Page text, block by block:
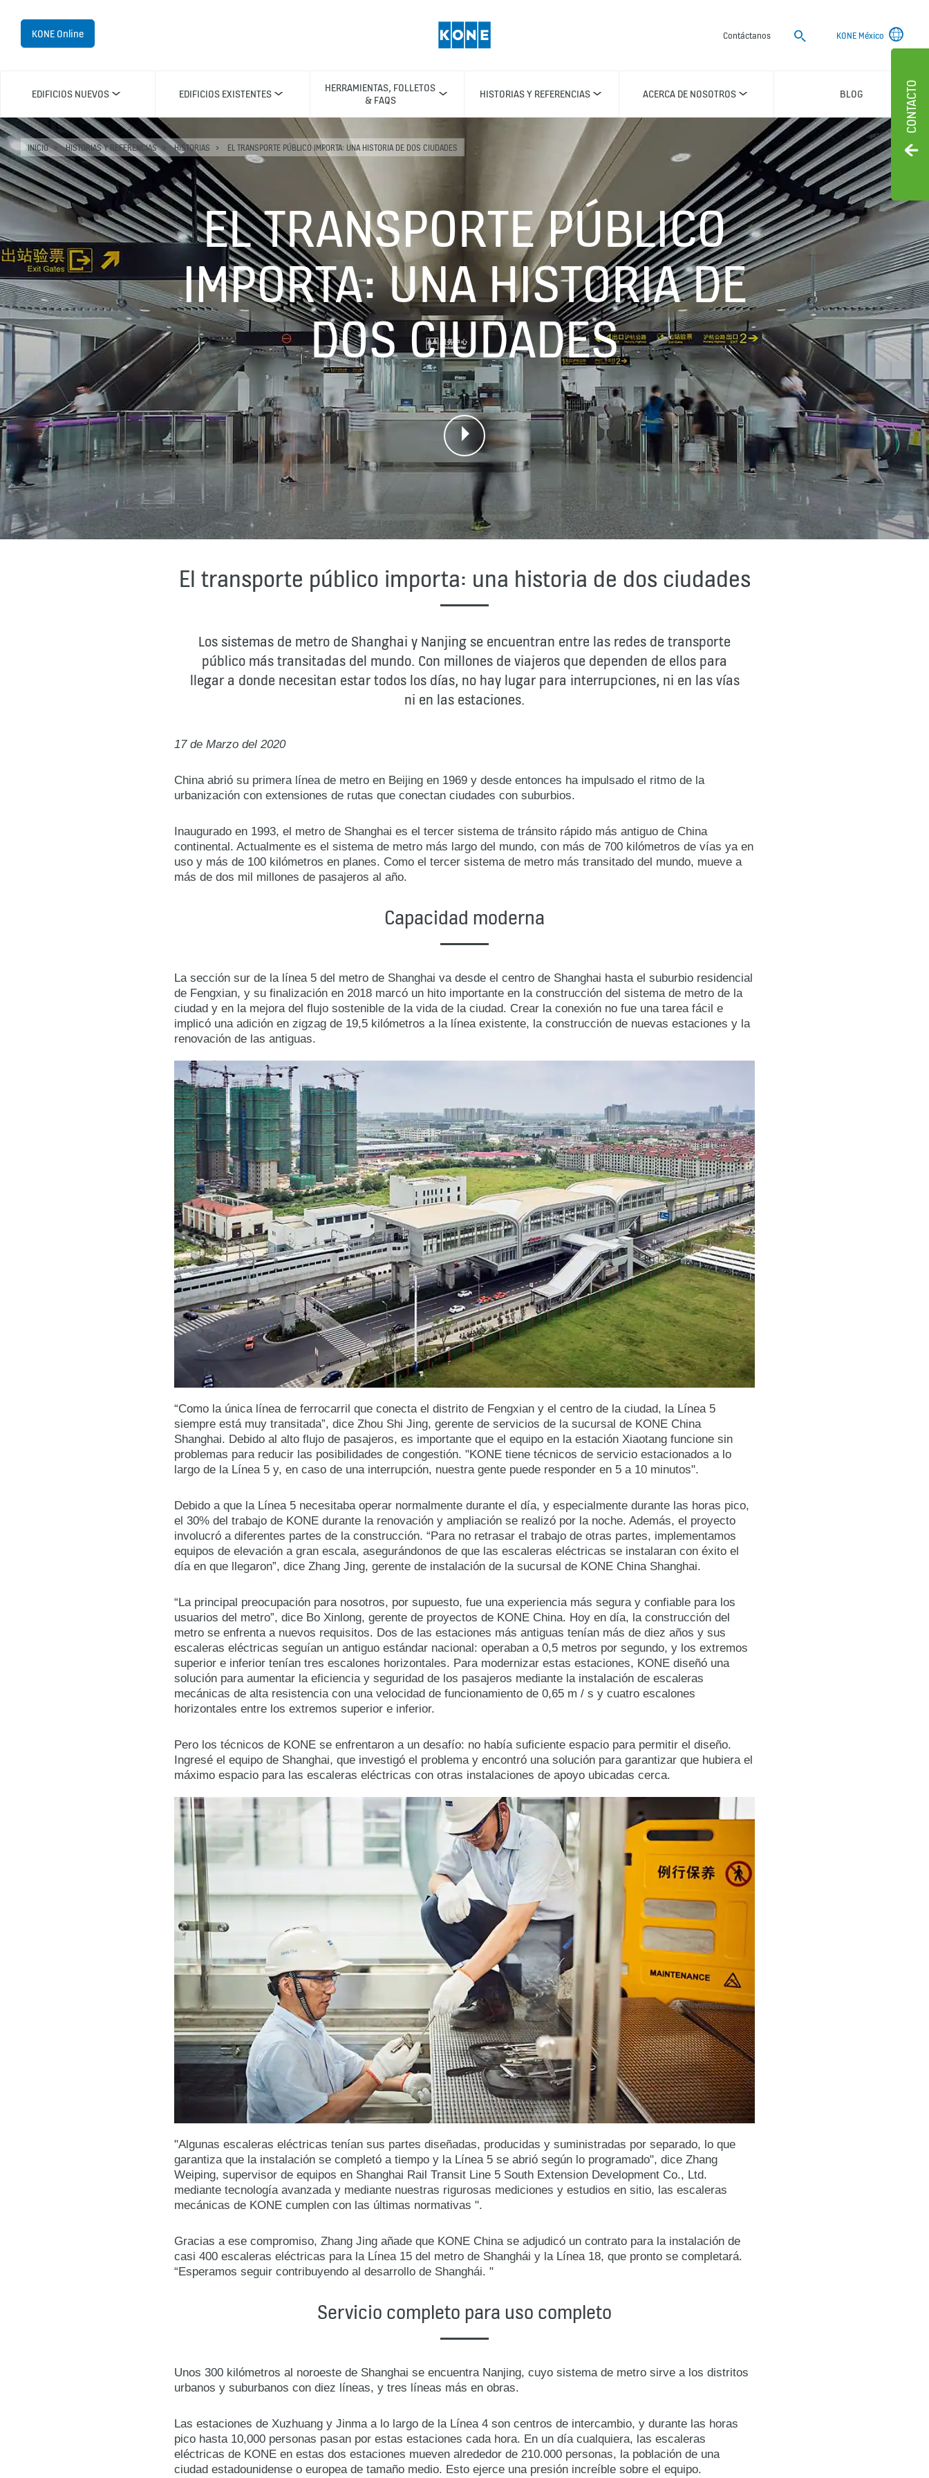
CONTACTO
KONE Online Contáctanos
Buscar
KONE México
EDIFICIOS NUEVOS EDIFICIOS EXISTENTES
HERRAMIENTAS, FOLLETOS
& FAQS
HISTORIAS Y REFERENCIAS ACERCA DE NOSOTROS BLOG
INICIO HISTORIAS Y REFERENCIAS HISTORIAS EL TRANSPORTE PÚBLICO IMPORTA: UNA HISTORIA DE DOS CIUDADES
EL TRANSPORTE PÚBLICO
IMPORTA: UNA HISTORIA DE
DOS CIUDADES
El transporte público importa: una historia de dos ciudades
Los sistemas de metro de Shanghai y Nanjing se encuentran entre las redes de transporte
público más transitadas del mundo. Con millones de viajeros que dependen de ellos para
llegar a donde necesitan estar todos los días, no hay lugar para interrupciones, ni en las vías
ni en las estaciones.
17 de Marzo del 2020
China abrió su primera línea de metro en Beijing en 1969 y desde entonces ha impulsado el ritmo de la
urbanización con extensiones de rutas que conectan ciudades con suburbios.
Inaugurado en 1993, el metro de Shanghai es el tercer sistema de tránsito rápido más antiguo de China
continental. Actualmente es el sistema de metro más largo del mundo, con más de 700 kilómetros de vías ya en
uso y más de 100 kilómetros en planes. Como el tercer sistema de metro más transitado del mundo, mueve a
más de dos mil millones de pasajeros al año.
Capacidad moderna
La sección sur de la línea 5 del metro de Shanghai va desde el centro de Shanghai hasta el suburbio residencial
de Fengxian, y su finalización en 2018 marcó un hito importante en la construcción del sistema de metro de la
ciudad y en la mejora del flujo sostenible de la vida de la ciudad. Crear la conexión no fue una tarea fácil e
implicó una adición en zigzag de 19,5 kilómetros a la línea existente, la construcción de nuevas estaciones y la
renovación de las antiguas.
“Como la única línea de ferrocarril que conecta el distrito de Fengxian y el centro de la ciudad, la Línea 5
siempre está muy transitada”, dice Zhou Shi Jing, gerente de servicios de la sucursal de KONE China
Shanghai. Debido al alto flujo de pasajeros, es importante que el equipo en la estación Xiaotang funcione sin
problemas para reducir las posibilidades de congestión. "KONE tiene técnicos de servicio estacionados a lo
largo de la Línea 5 y, en caso de una interrupción, nuestra gente puede responder en 5 a 10 minutos".
Debido a que la Línea 5 necesitaba operar normalmente durante el día, y especialmente durante las horas pico,
el 30% del trabajo de KONE durante la renovación y ampliación se realizó por la noche. Además, el proyecto
involucró a diferentes partes de la construcción. “Para no retrasar el trabajo de otras partes, implementamos
equipos de elevación a gran escala, asegurándonos de que las escaleras eléctricas se instalaran con éxito el
día en que llegaron”, dice Zhang Jing, gerente de instalación de la sucursal de KONE China Shanghai.
“La principal preocupación para nosotros, por supuesto, fue una experiencia más segura y confiable para los
usuarios del metro”, dice Bo Xinlong, gerente de proyectos de KONE China. Hoy en día, la construcción del
metro se enfrenta a nuevos requisitos. Dos de las estaciones más antiguas tenían más de diez años y sus
escaleras eléctricas seguían un antiguo estándar nacional: operaban a 0,5 metros por segundo, y los extremos
superior e inferior tenían tres escalones horizontales. Para modernizar estas estaciones, KONE diseñó una
solución para aumentar la eficiencia y seguridad de los pasajeros mediante la instalación de escaleras
mecánicas de alta resistencia con una velocidad de funcionamiento de 0,65 m / s y cuatro escalones
horizontales entre los extremos superior e inferior.
Pero los técnicos de KONE se enfrentaron a un desafío: no había suficiente espacio para permitir el diseño.
Ingresé el equipo de Shanghai, que investigó el problema y encontró una solución para garantizar que hubiera el
máximo espacio para las escaleras eléctricas con otras instalaciones de apoyo ubicadas cerca.
"Algunas escaleras eléctricas tenían sus partes diseñadas, producidas y suministradas por separado, lo que
garantiza que la instalación se completó a tiempo y la Línea 5 se abrió según lo programado", dice Zhang
Weiping, supervisor de equipos en Shanghai Rail Transit Line 5 South Extension Development Co., Ltd.
mediante tecnología avanzada y mediante nuestras rigurosas mediciones y estudios en sitio, las escaleras
mecánicas de KONE cumplen con las últimas normativas ".
Gracias a ese compromiso, Zhang Jing añade que KONE China se adjudicó un contrato para la instalación de
casi 400 escaleras eléctricas para la Línea 15 del metro de Shanghái y la Línea 18, que pronto se completará.
“Esperamos seguir contribuyendo al desarrollo de Shanghái. "
Servicio completo para uso completo
Unos 300 kilómetros al noroeste de Shanghai se encuentra Nanjing, cuyo sistema de metro sirve a los distritos
urbanos y suburbanos con diez líneas, y tres líneas más en obras.
Las estaciones de Xuzhuang y Jinma a lo largo de la Línea 4 son centros de intercambio, y durante las horas
pico hasta 10,000 personas pasan por estas estaciones cada hora. En un día cualquiera, las escaleras
eléctricas de KONE en estas dos estaciones mueven alrededor de 210.000 personas, la población de una
ciudad estadounidense o europea de tamaño medio. Esto ejerce una presión increíble sobre el equipo.